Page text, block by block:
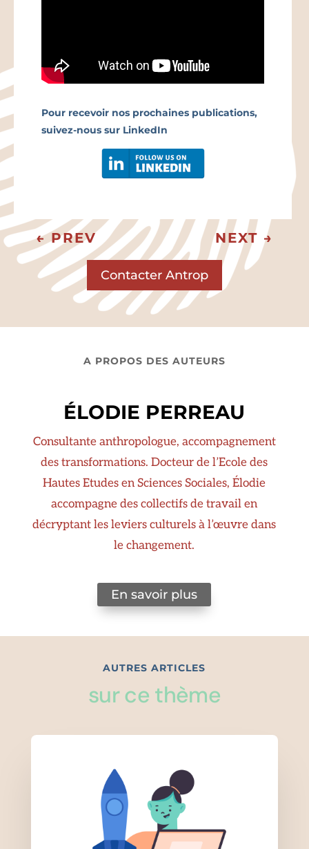
Pour recevoir nos prochaines publications,
suivez-nous sur LinkedIn
←PREV NEXT →
Contacter Antrop
A PROPOS DES AUTEURS
ÉLODIE PERREAU
Consultante anthropologue, accompagnement
des transformations. Docteur de l’Ecole des
Hautes Etudes en Sciences Sociales, Élodie
accompagne des collectifs de travail en
décryptant les leviers culturels à l’œuvre dans
le changement.
En savoir plus
AUTRES ARTICLES
sur ce thème